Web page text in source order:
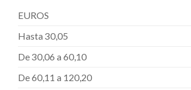
EUROS
Hasta 30,05
De 30,06 a 60,10
De 60,11 a 120,20